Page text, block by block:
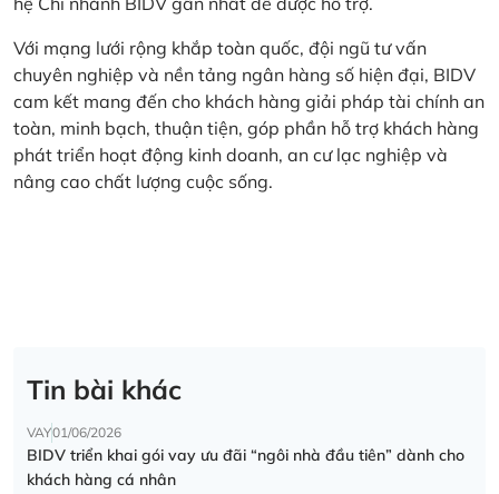
Với mạng lưới rộng khắp toàn quốc, đội ngũ tư vấn
chuyên nghiệp và nền tảng ngân hàng số hiện đại, BIDV
cam kết mang đến cho khách hàng giải pháp tài chính an
toàn, minh bạch, thuận tiện, góp phần hỗ trợ khách hàng
phát triển hoạt động kinh doanh, an cư lạc nghiệp và
nâng cao chất lượng cuộc sống.
Tin bài khác
VAY01/06/2026
BIDV triển khai gói vay ưu đãi “ngôi nhà đầu tiên” dành cho
khách hàng cá nhân